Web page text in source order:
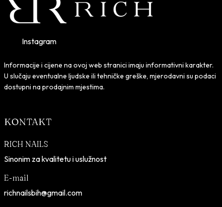
Instagram
Informacije i cijene na ovoj web stranici imaju informativni karakter.
U slučaju eventualne ljudske ili tehničke greške, mjerodavni su podaci
dostupni na prodajnim mjestima.
KONTAKT
RICH NAILS
Sinonim za kvalitetu i uslužnost
E-mail
richnailsbih@gmail.com